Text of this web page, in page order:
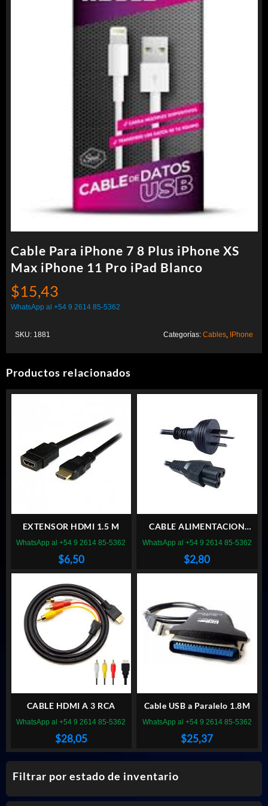
Filtrar por estado de inventario
Cable Para iPhone 7 8 Plus iPhone XS
Max iPhone 11 Pro iPad Blanco
$15,43
WhatsApp al +54 9 2614 85-5362
SKU: 1881 Categorías: Cables IPhone
Productos relacionados
EXTENSOR HDMI 1.5 M
$6,50
WhatsApp al +54 9 2614 85-5362
CABLE ALIMENTACION
PARA CARGADOR
TREBOL/MICKEY
$2,80
WhatsApp al +54 9 2614 85-5362
CABLE HDMI A 3 RCA
$28,05
WhatsApp al +54 9 2614 85-5362
Cable USB a Paralelo 1.8M
$25,37
WhatsApp al +54 9 2614 85-5362